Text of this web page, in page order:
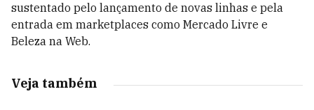
sustentado pelo lançamento de novas linhas e pela
entrada em marketplaces como Mercado Livre e
Beleza na Web.
Veja também